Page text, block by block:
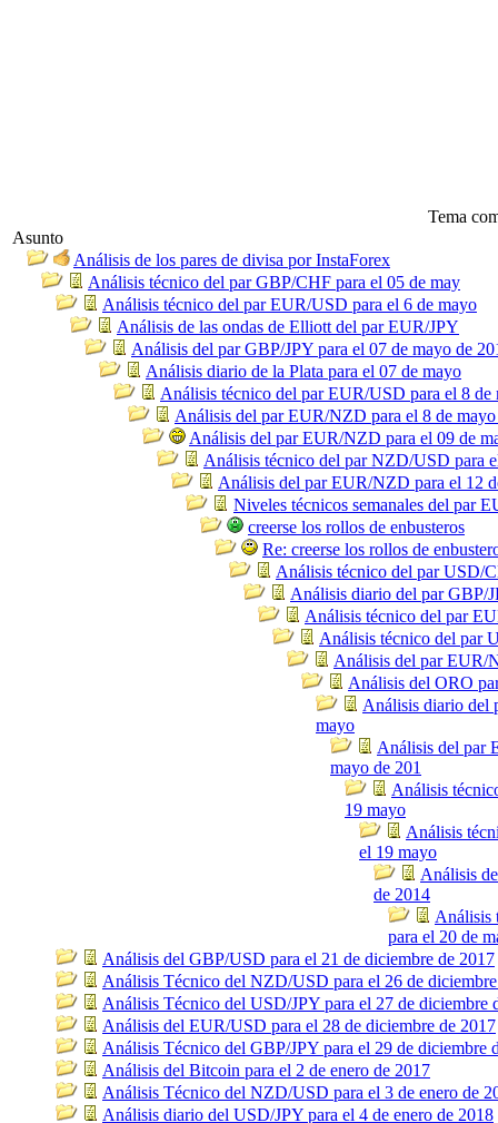
Tema
Asunto
Análisis de los pares de divisa por InstaForex
Análisis técnico del par GBP/CHF para el 05 de may
Análisis técnico del par EUR/USD para el 6 de mayo
Análisis de las ondas de Elliott del par EUR/JPY
Análisis del par GBP/JPY para el 07 de mayo de
Análisis diario de la Plata para el 07 de mayo
Análisis técnico del par EUR/USD para el 8 de
Análisis del par EUR/NZD para el 8 de
Análisis del par EUR/NZD para el 09 de
Análisis técnico del par NZD/USD para
Análisis del par EUR/NZD para el 12
Niveles técnicos semanales del par
creerse los rollos de enbusteros
Re: creerse los rollos de
Análisis técnico del par USD/
Análisis diario del par GBP/
Análisis técnico del par
Análisis técnico del par
Análisis del par EUR/
Análisis del ORO
Análisis diario del
mayo
Análisis del par
mayo de 201
Análisis
19 mayo
Análisis
el 19 mayo
Análisis
de 2014
Análisis
para el 20 de
Análisis del GBP/USD para el 21 de diciembre de 2017
Análisis Técnico del NZD/USD para el 26 de
Análisis Técnico del USD/JPY para el 27 de diciembre
Análisis del EUR/USD para el 28 de diciembre de 2017
Análisis Técnico del GBP/JPY para el 29 de diciembre
Análisis del Bitcoin para el 2 de enero de 2017
Análisis Técnico del NZD/USD para el 3 de enero de
Análisis diario del USD/JPY para el 4 de enero de 2018